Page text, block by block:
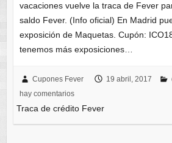
vacaciones vuelve la traca de Fever
saldo Fever. (Info oficial) En Madrid
exposición de Maquetas. Cupón:
tenemos más exposiciones…
Cupones Fever 19 abril, 2017
hay comentarios
Traca de crédito Fever